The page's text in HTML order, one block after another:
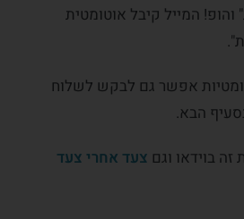
והופ! המייל קיבל אוטומטית
אפשר גם לבקש לשלוח
הבא.
בוידאו וגם צעד אחרי צעד